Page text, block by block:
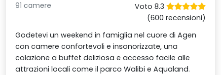
91 camere
Voto 8.3
(600 recensioni)
Godetevi un weekend in famiglia nel cuore di Agen
con camere confortevoli e insonorizzate, una
colazione a buffet deliziosa e accesso facile alle
attrazioni locali come il parco Walibi e Aqualand.